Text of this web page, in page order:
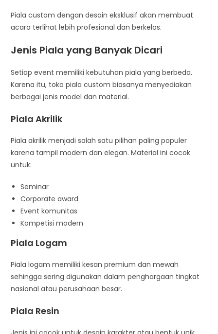
Piala custom dengan desain eksklusif akan membuat
acara terlihat lebih profesional dan berkelas.
Jenis Piala yang Banyak Dicari
Setiap event memiliki kebutuhan piala yang berbeda.
Karena itu, toko piala custom biasanya menyediakan
berbagai jenis model dan material.
Piala Akrilik
Piala akrilik menjadi salah satu pilihan paling populer
karena tampil modern dan elegan. Material ini cocok
untuk:
Seminar
Corporate award
Event komunitas
Kompetisi modern
Piala Logam
Piala logam memiliki kesan premium dan mewah
sehingga sering digunakan dalam penghargaan tingkat
nasional atau perusahaan besar.
Piala Resin